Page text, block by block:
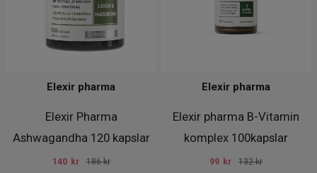
Elexir Pharma
Ashwagandha 120 kapslar
Elexir pharma
140 kr 186 kr
Elexir pharma B-Vitamin
komplex 100kapslar
Elexir pharma
99 kr 132 kr